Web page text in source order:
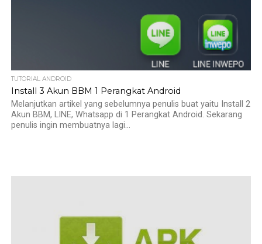
TUTORIAL ANDROID
Install 3 Akun BBM 1 Perangkat Android
Melanjutkan artikel yang sebelumnya penulis buat yaitu Install 2
Akun BBM, LINE, Whatsapp di 1 Perangkat Android. Sekarang
penulis ingin membuatnya lagi...